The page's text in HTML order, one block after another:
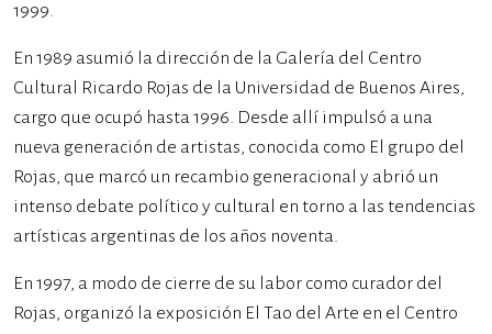
1999.
En 1989 asumió la dirección de la Galería del Centro
Cultural Ricardo Rojas de la Universidad de Buenos Aires,
cargo que ocupó hasta 1996. Desde allí impulsó a una
nueva generación de artistas, conocida como El grupo del
Rojas, que marcó un recambio generacional y abrió un
intenso debate político y cultural en torno a las tendencias
artísticas argentinas de los años noventa.
En 1997, a modo de cierre de su labor como curador del
Rojas, organizó la exposición El Tao del Arte en el Centro